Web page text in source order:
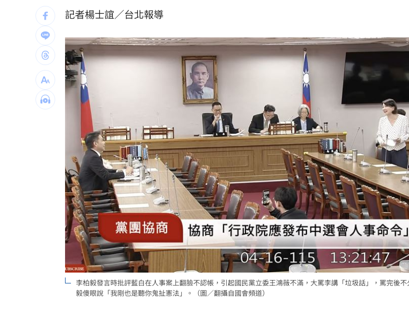
名嘴拿刀自殘影片瘋傳 平台發聲認了出包
新／2天前最後露臉 網紅「肥大叔」離世
地方高官16歲女偷約男網友 遭性虐拍裸照
台人成田機場聽中文5字秒回頭 狂推這物
媽媽帶孩童偷辣椒罐 業者：一看是慣竊 21:51
SpaceX9億股解禁潮來襲 估恐引爆賣壓 21:49
羅志祥戲份遭重砍 回應：有存在感就好 21:49
台灣彩券開獎直播中 20:31
LIVE三立+24小時直播 15:27
三立iNEWS新聞台線上直播 18:00
理想混蛋號召粉絲跨海追星吃美食！ 18:15
記者楊士誼／台北報導
李柏毅發言時批評藍白在人事案上翻臉不認帳，引起國民黨立委王鴻薇不滿，大罵李講「垃圾話」，罵完後
毅傻眼說「我剛也是聽你鬼扯憲法」。（圖／翻攝自國會頻道）